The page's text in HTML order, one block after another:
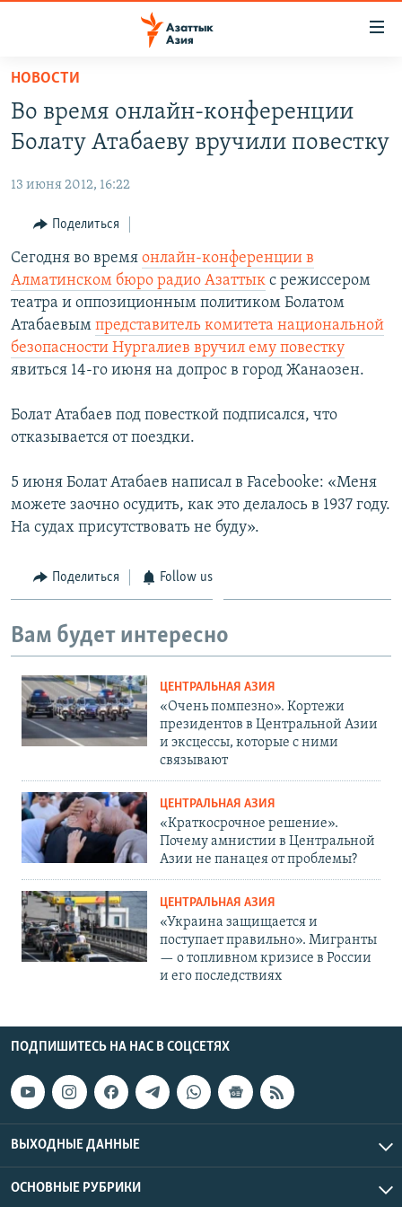
Вернуться
основному
содержанию
навигации
Вернутся
поиску
КАЗАХСТАН
УЗБЕКИСТАН
ТАДЖИКИСТАН
НОВОСТИ
ВОЙНА В УКРАИНЕ
НА ДРУГИХ ЯЗЫКАХ
ҚАЗАҚША
КЫРГЫЗЧА
ЎЗБЕКЧА
ТОҶИКӢ
TÜRKMENÇE
Все сайты РСЕ/РС
НОВОСТИ
Во время онлайн-конференции
Болату Атабаеву вручили повестку
13 июня 2012, 16:22
Поделиться
Сегодня во время онлайн-конференции в
Алматинском бюро радио Азаттык с режиссером
театра и оппозиционным политиком Болатом
Атабаевым представитель комитета национальной
безопасности Нургалиев вручил ему повестку
явиться 14-го июня на допрос в город Жанаозен.
Болат Атабаев под повесткой подписался, что
отказывается от поездки.
5 июня Болат Атабаев написал в Facebookе: «Меня
можете заочно осудить, как это делалось в 1937 году.
На судах присутствовать не буду».
Поделиться Follow us
Вам будет интересно
ЦЕНТРАЛЬНАЯ АЗИЯ
«Очень помпезно». Кортежи
президентов в Центральной Азии
и эксцессы, которые с ними
связывают
ЦЕНТРАЛЬНАЯ АЗИЯ
«Краткосрочное решение».
Почему амнистии в Центральной
Азии не панацея от проблемы?
ЦЕНТРАЛЬНАЯ АЗИЯ
«Украина защищается и
поступает правильно». Мигранты
— о топливном кризисе в России
и его последствиях
ПОДПИШИТЕСЬ НА НАС В СОЦСЕТЯХ
ВЫХОДНЫЕ ДАННЫЕ
ОСНОВНЫЕ РУБРИКИ